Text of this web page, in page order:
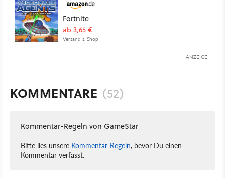
Fortnite
ab 3,65 €
Versand s. Shop
ANZEIGE
KOMMENTARE (52)
Kommentar-Regeln von GameStar
Bitte lies unsere Kommentar-Regeln, bevor Du einen
Kommentar verfasst.